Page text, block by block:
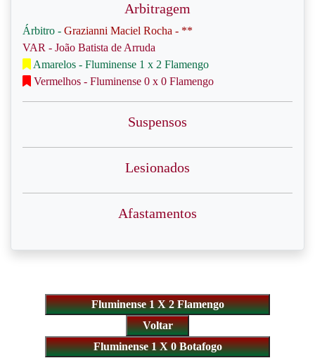
Arbitragem
Árbitro - Grazianni Maciel Rocha - **
VAR - João Batista de Arruda
Amarelos - Fluminense 1 x 2 Flamengo
Vermelhos - Fluminense 0 x 0 Flamengo
Suspensos
Lesionados
Afastamentos